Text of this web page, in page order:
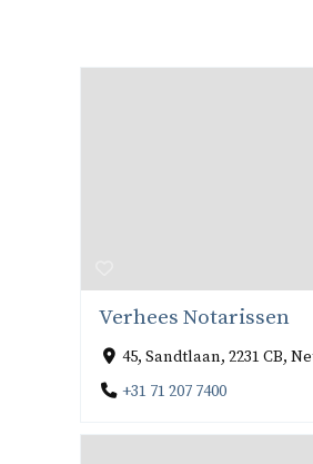
Verhees Notarissen
45, Sandtlaan, 2231 CB,
+31 71 207 7400